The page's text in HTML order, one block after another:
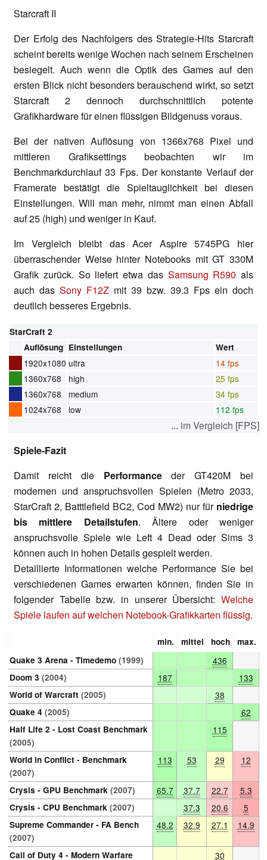
Starcraft II
Der Erfolg des Nachfolgers des Strategie-Hits Starcraft
scheint bereits wenige Wochen nach seinem Erscheinen
besiegelt. Auch wenn die Optik des Games auf den
ersten Blick nicht besonders berauschend wirkt, so setzt
Starcraft 2 dennoch durchschnittlich potente
Grafikhardware für einen flüssigen Bildgenuss voraus.
Bei der nativen Auflösung von 1366x768 Pixel und
mittleren Grafiksettings beobachten wir im
Benchmarkdurchlauf 33 Fps. Der konstante Verlauf der
Framerate bestätigt die Spieltauglichkeit bei diesen
Einstellungen. Will man mehr, nimmt man einen Abfall
auf 25 (high) und weniger in Kauf.
Im Vergleich bleibt das Acer Aspire 5745PG hier
überraschender Weise hinter Notebooks mit GT 330M
Grafik zurück. So liefert etwa das Samsung R590 als
auch das Sony F12Z mit 39 bzw. 39.3 Fps ein doch
deutlich besseres Ergebnis.
StarCraft 2
Auflösung Einstellungen Wert
1920x1080 ultra
14 fps
1360x768
high
25 fps
1360x768
medium
34 fps
1024x768
low 112 fps
... im Vergleich [FPS]
Spiele-Fazit
Damit reicht die Performanceder GT420M bei
modernen und anspruchsvollen Spielen (Metro 2033,
StarCraft 2, Batttlefield BC2, Cod MW2) nur für niedrige
bis mittlere Detailstufen. Ältere oder weniger
anspruchsvolle Spiele wie Left 4 Dead oder Sims 3
können auch in hohen Details gespielt werden.
Detaillierte Informationen welche Performance Sie bei
verschiedenen Games erwarten können, finden Sie in
folgender Tabelle bzw. in unserer Übersicht: Welche
Spiele laufen auf welchen Notebook-Grafikkarten flüssig.
min. mittel hoch
max.
Quake 3 Arena - Timedemo (1999) 436
Doom 3 (2004) 187 133
World of Warcraft (2005) 38
Quake 4 (2005) 62
Half Life 2 - Lost Coast Benchmark
(2005)
115
World in Conflict - Benchmark
(2007)
113 53 29 12
Crysis - GPU Benchmark (2007) 65.7 37.7 22.7 5.3
Crysis - CPU Benchmark (2007) 37.3 20.6 5
Supreme Commander - FA Bench
(2007)
48.2 32.9 27.1 14.9
Call of Duty 4 - Modern Warfare 30